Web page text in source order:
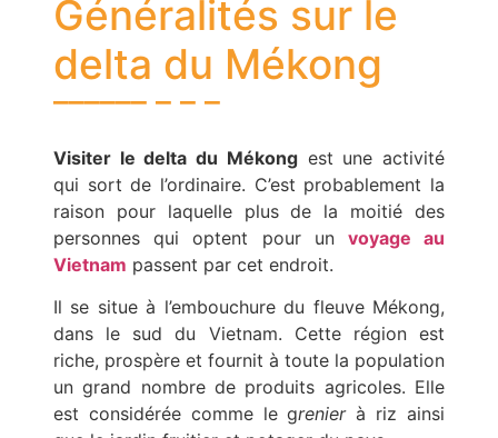
Généralités sur le
delta du Mékong
Visiter le delta du Mékongest une activité
qui sort de l’ordinaire. C’est probablement la
raison pour laquelle plus de la moitié des
personnes qui optent pour un voyage au
Vietnam passent par cet endroit.
Il se situe à l’embouchure du fleuve Mékong,
dans le sud du Vietnam. Cette région est
riche, prospère et fournit à toute la population
un grand nombre de produits agricoles. Elle
est considérée comme le grenierà riz ainsi